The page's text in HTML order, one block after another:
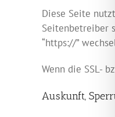
Diese Seite
Seitenbetreiber
“https://”
Wenn die SSL-
Auskunft,